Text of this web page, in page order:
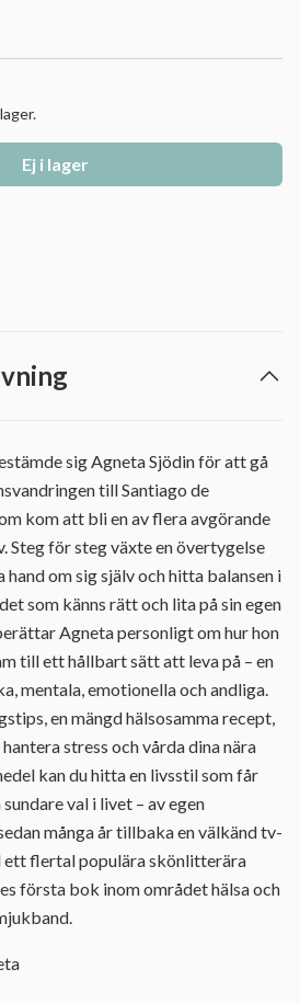
Ej i lager
sig Agneta Sjödin för att gå
till Santiago de
kom att bli en av flera avgörande
Steg för steg växte en övertygelse
om sig själv och hitta balansen i
som känns rätt och lita på sin egen
Agneta personligt om hur hon
till ett hållbart sätt att leva på – en
mentala, emotionella och andliga.
en mängd hälsosamma recept,
stress och vårda dina nära
kan du hitta en livsstil som får
val i livet – av egen
många år tillbaka en välkänd tv-
flertal populära skönlitterära
första bok inom området hälsa och